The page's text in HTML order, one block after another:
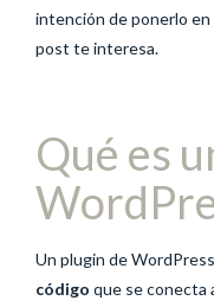
intención de ponerlo
post te interesa.
Qué es
Un plugin de
código que se conecta